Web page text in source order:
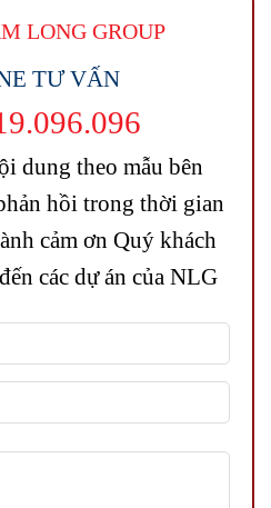
LONGGROUP
TƯ VẤN
dung theo mẫu bên
hồi trong thời gian
cảm ơn Quý khách
các dự án của NLG